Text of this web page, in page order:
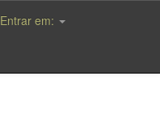
Entrar em: